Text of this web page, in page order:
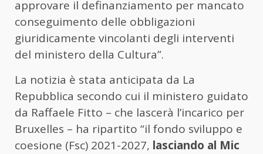
approvare il definanziamento per mancato
conseguimento delle obbligazioni
giuridicamente vincolanti degli interventi
del ministero della Cultura”.
La notizia è stata anticipata da La
Repubblica secondo cui il ministero guidato
da Raffaele Fitto – che lascerà l’incarico per
Bruxelles – ha ripartito “il fondo sviluppo e
coesione (Fsc) 2021-2027, lasciando al Mic